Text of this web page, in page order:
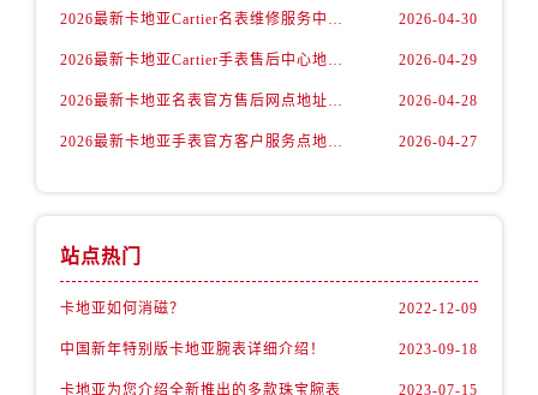
2026最新卡地亚Cartier名表维修服务中心地址实地探访报告 2026-04-30
2026最新卡地亚Cartier手表售后中心地址实地探访报告 2026-04-29
2026最新卡地亚名表官方售后网点地址考察报告 2026-04-28
2026最新卡地亚手表官方客户服务点地址调研报告 2026-04-27
站点热门
卡地亚如何消磁？ 2022-12-09
中国新年特别版卡地亚腕表详细介绍！ 2023-09-18
卡地亚为您介绍全新推出的多款珠宝腕表 2023-07-15